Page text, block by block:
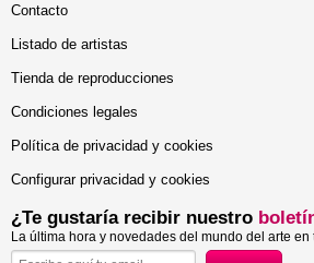
Contacto
Listado de artistas
Tienda de reproducciones
Condiciones legales
Política de privacidad y cookies
Configurar privacidad y cookies
¿Te gustaría recibir nuestro
La última hora y novedades del mundo del arte